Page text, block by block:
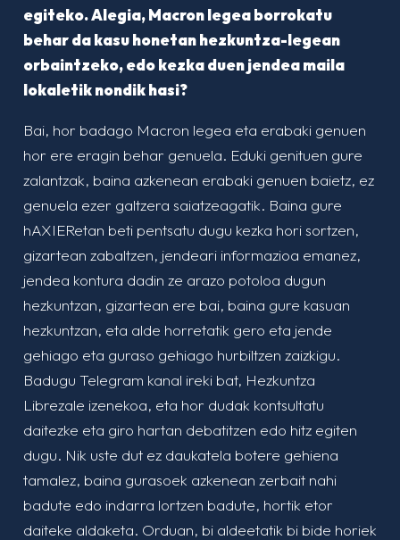
egiteko. Alegia, Macron legea borrokatu
behar da kasu honetan hezkuntza-legean
orbaintzeko, edo kezka duen jendea maila
lokaletik nondik hasi?
Bai, hor badago Macron legea eta erabaki genuen
hor ere eragin behar genuela. Eduki genituen gure
zalantzak, baina azkenean erabaki genuen baietz, ez
genuela ezer galtzera saiatzeagatik. Baina gure
hAXIERetan beti pentsatu dugu kezka hori sortzen,
gizartean zabaltzen, jendeari informazioa emanez,
jendea kontura dadin ze arazo potoloa dugun
hezkuntzan, gizartean ere bai, baina gure kasuan
hezkuntzan, eta alde horretatik gero eta jende
gehiago eta guraso gehiago hurbiltzen zaizkigu.
Badugu Telegram kanal ireki bat, Hezkuntza
Librezale izenekoa, eta hor dudak kontsultatu
daitezke eta giro hartan debatitzen edo hitz egiten
dugu. Nik uste dut ez daukatela botere gehiena
tamalez, baina gurasoek azkenean zerbait nahi
badute edo indarra lortzen badute, hortik etor
daiteke aldaketa. Orduan, bi aldeetatik bi bide horiek